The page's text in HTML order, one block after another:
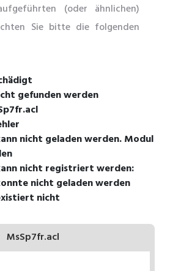
(oder ähnlichen)
Sie bitte die folgenden
gefunden werden
nicht geladen werden. Modul
nicht registriert werden:
nicht geladen werden
nicht
MsSp7fr.acl